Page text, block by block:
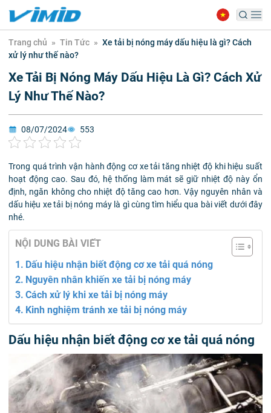
Trang chủ » Tin Tức » Xe tải bị nóng máy dấu hiệu là gì? Cách
xử lý như thế nào?
Xe Tải Bị Nóng Máy Dấu Hiệu Là Gì? Cách Xử
Lý Như Thế Nào?
08/07/2024 553
Trong quá trình vận hành động cơ xe tải tăng nhiệt độ khi hiệu suất
hoạt động cao. Sau đó, hệ thống làm mát sẽ giữ nhiệt độ này ổn
định, ngăn không cho nhiệt độ tăng cao hơn. Vậy nguyên nhân và
dấu hiệu xe tải bị nóng máy là gì cùng tìm hiểu qua bài viết dưới đây
nhé.
NỘI DUNG BÀI VIẾT
Dấu hiệu nhận biết động cơ xe tải quá nóng
Nguyên nhân khiến xe tải bị nóng máy
Cách xử lý khi xe tải bị nóng máy
Kinh nghiệm tránh xe tải bị nóng máy
Dấu hiệu nhận biết động cơ xe tải quá nóng